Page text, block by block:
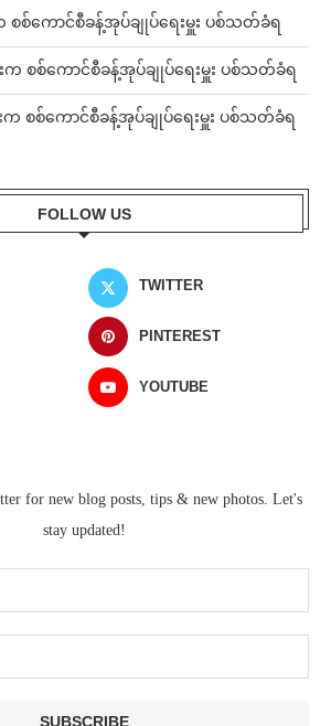
စ်ကောင်စီခန့်အုပ်ချုပ်ရေးမှူး ပစ်သတ်ခံရ
စစ်ကောင်စီခန့်အုပ်ချုပ်ရေးမှူး ပစ်သတ်ခံရ
စစ်ကောင်စီခန့်အုပ်ချုပ်ရေးမှူး ပစ်သတ်ခံရ
FOLLOW US
TWITTER
PINTEREST
YOUTUBE
for new blog posts, tips & new photos. Let's
stay updated!